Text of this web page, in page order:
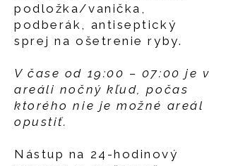
podložka/vanička,
podberák, antiseptický
sprej na ošetrenie ryby.
V čase od 19:00 – 07:00 je v
areáli nočný kľud, počas
ktorého nie je možné areál
opustiť.
Nástup na 24-hodinový